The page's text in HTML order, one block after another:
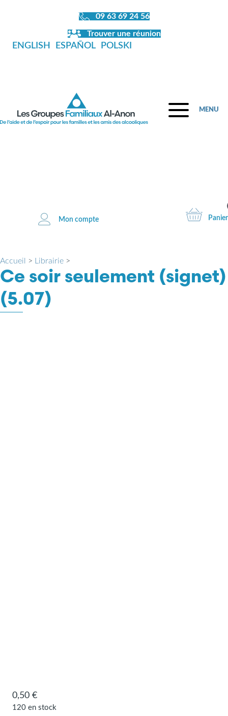
09 63 69 24 56
Trouver une réunion
ENGLISH ESPAÑOL POLSKI
MENU
Mon compte Panier
Accueil > Librairie >
Ce soir seulement (signet)
(5.07)
0,50 €
120 en stock